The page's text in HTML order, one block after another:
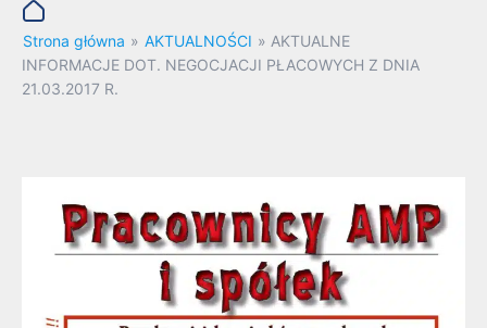
Strona główna » AKTUALNOŚCI » AKTUALNE
INFORMACJE DOT. NEGOCJACJI PŁACOWYCH Z DNIA
21.03.2017 R.